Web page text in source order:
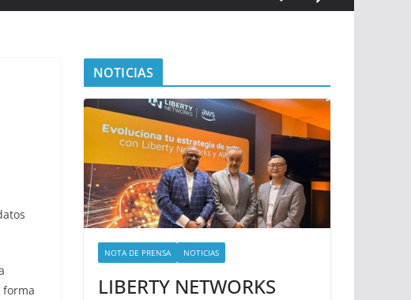
forma
NOTICIAS
NOTA DE PRENSA NOTICIAS
LIBERTY NETWORKS